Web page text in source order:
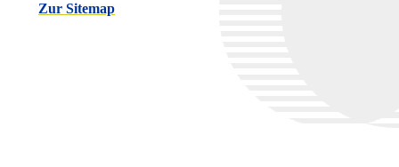
Zur Sitemap